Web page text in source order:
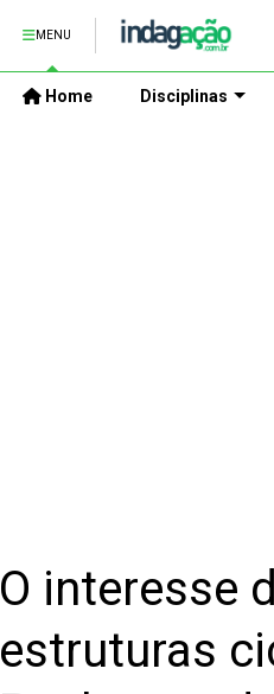
MENU
Home Disciplinas
O interesse
estruturas